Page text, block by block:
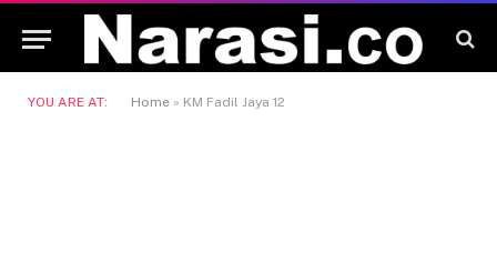
YOU ARE AT: Home » KM Fadil Jaya 12